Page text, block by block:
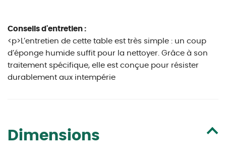
Conseils d'entretien :
<p>L’entretien de cette table est très simple : un coup
d’éponge humide suffit pour la nettoyer. Grâce à son
traitement spécifique, elle est conçue pour résister
durablement aux intempérie
Dimensions